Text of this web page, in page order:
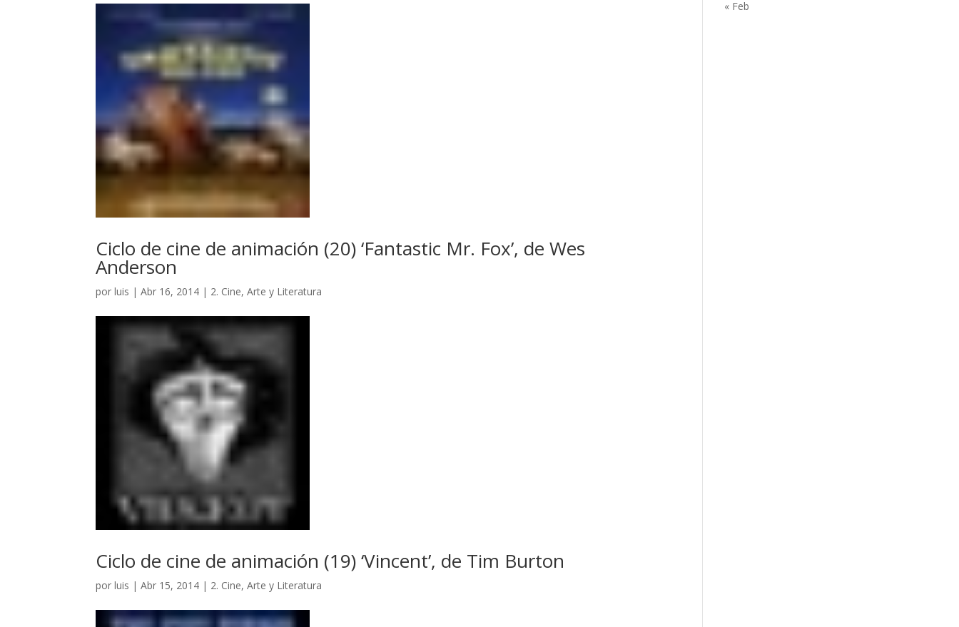
Ciclo de cine de animación (20) ‘Fantastic Mr. Fox’, de Wes
Anderson
porluis |Abr 16, 2014 | 2. Cine, Arte y Literatura
Ciclo de cine de animación (19) ‘Vincent’, de Tim Burton
porluis |Abr 15, 2014 | 2. Cine, Arte y Literatura
« Feb